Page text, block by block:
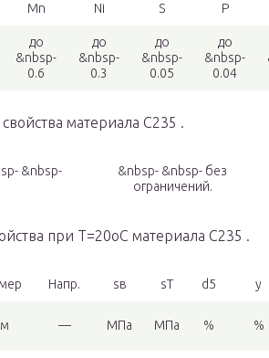
Mn Ni S P
до
&nbsp-
0.6
до
&nbsp-
0.3
до
&nbsp-
0.05
до
&nbsp-
0.04
материала С235 .
&nbsp-
&nbsp- &nbsp- без
ограничений.
при Т=20oС материала С235 .
Напр. sв sT d5 y
— МПа МПа % %